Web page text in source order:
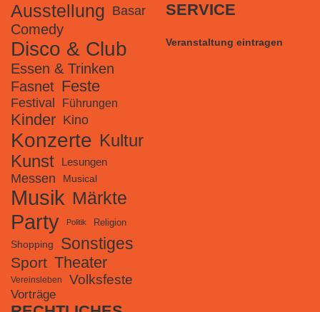
Ausstellung Basar
Comedy
Disco & Club
Essen & Trinken
Fasnet Feste
Festival Führungen
Kinder Kino
Konzerte Kultur
Kunst
Lesungen
Messen Musical
Musik Märkte
Party Politik Religion
Shopping Sonstiges
Sport Theater
Vereinsleben Volksfeste
Vorträge
SERVICE
Veranstaltung eintragen